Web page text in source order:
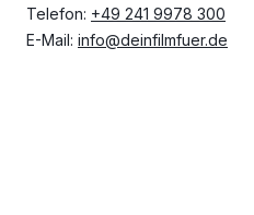
Telefon: +49 241 9978 300
E-Mail: info@deinfilmfuer.de